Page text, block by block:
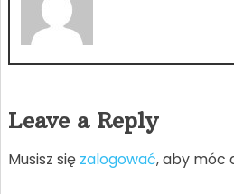
Leave a Reply
Musisz się zalogować, aby móc